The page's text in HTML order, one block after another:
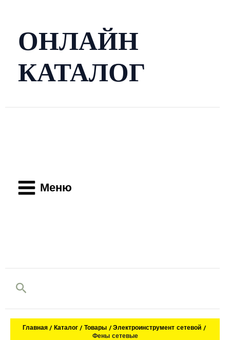
ОНЛАЙН
КАТАЛОГ
Меню
Поиск
Главная Каталог Товары
Электроинструмент сетевой
Фены сетевые